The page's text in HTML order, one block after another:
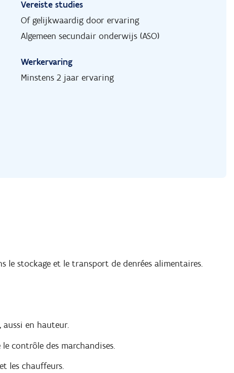
Vereiste studies
Of gelijkwaardig door ervaring
Algemeen secundair onderwijs (ASO)
Werkervaring
Minstens 2 jaar ervaring
stockage et le transport de denrées alimentaires.
aussi en hauteur.
contrôle des marchandises.
les chauffeurs.